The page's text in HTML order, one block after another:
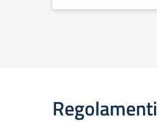
Regolamenti